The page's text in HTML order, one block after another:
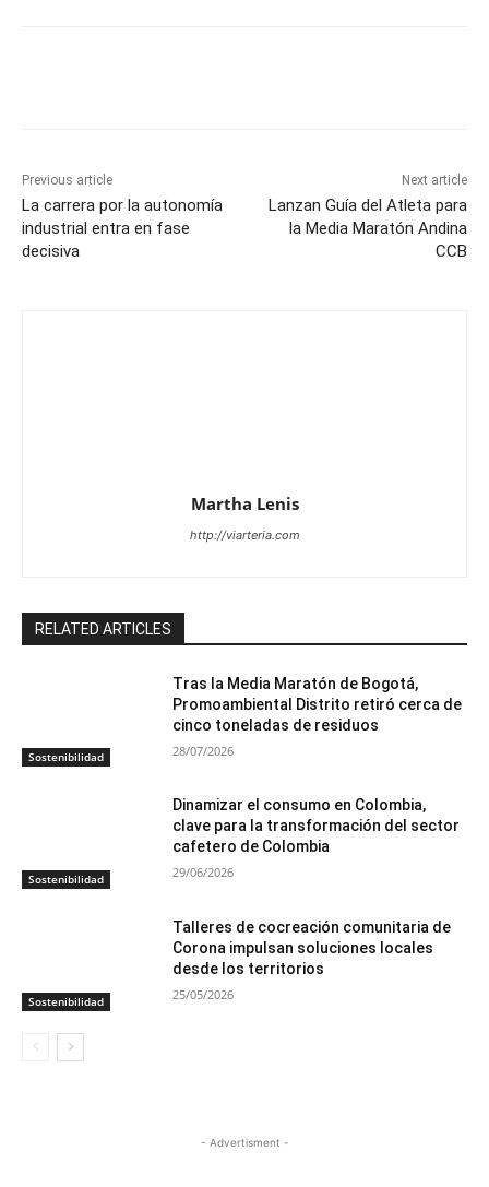
Previous article
La carrera por la autonomía
industrial entra en fase
decisiva
Next article
Lanzan Guía del Atleta para
la Media Maratón Andina
CCB
Martha Lenis
http://viarteria.com
RELATED ARTICLES
Sostenibilidad
Tras la Media Maratón de Bogotá,
Promoambiental Distrito retiró cerca de
cinco toneladas de residuos
28/07/2026
Sostenibilidad
Dinamizar el consumo en Colombia,
clave para la transformación del sector
cafetero de Colombia
29/06/2026
Sostenibilidad
Talleres de cocreación comunitaria de
Corona impulsan soluciones locales
desde los territorios
25/05/2026
- Advertisment -